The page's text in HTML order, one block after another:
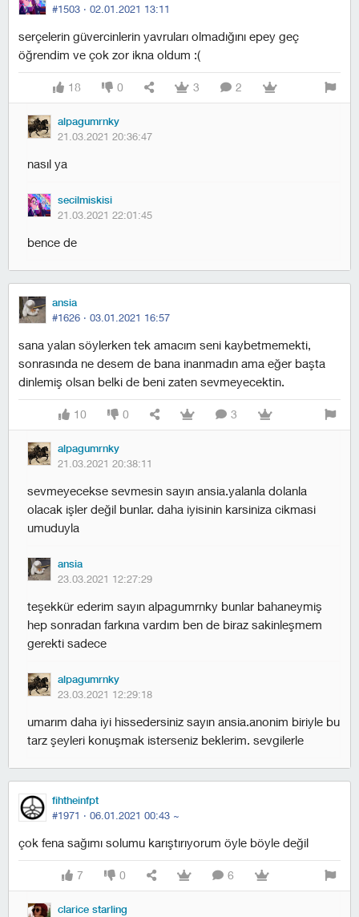
#1503 · 02.01.2021 13:11
serçelerin güvercinlerin yavruları olmadığını epey geç
öğrendim ve çok zor ikna oldum :(
18 0 3 2
alpagumrnky
21.03.2021 20:36:47
nasıl ya
secilmiskisi
21.03.2021 22:01:45
bence de
ansia
#1626 · 03.01.2021 16:57
sana yalan söylerken tek amacım seni kaybetmemekti,
sonrasında ne desem de bana inanmadın ama eğer başta
dinlemiş olsan belki de beni zaten sevmeyecektin.
10 0 3
alpagumrnky
21.03.2021 20:38:11
sevmeyecekse sevmesin sayın ansia.yalanla dolanla
olacak işler değil bunlar. daha iyisinin karsiniza cikmasi
umuduyla
ansia
23.03.2021 12:27:29
teşekkür ederim sayın alpagumrnky bunlar bahaneymiş
hep sonradan farkına vardım ben de biraz sakinleşmem
gerekti sadece
alpagumrnky
23.03.2021 12:29:18
umarım daha iyi hissedersiniz sayın ansia.anonim biriyle bu
tarz şeyleri konuşmak isterseniz beklerim. sevgilerle
fihtheinfpt
#1971 · 06.01.2021 00:43 ~
çok fena sağımı solumu karıştırıyorum öyle böyle değil
7 0 6
clarice starling